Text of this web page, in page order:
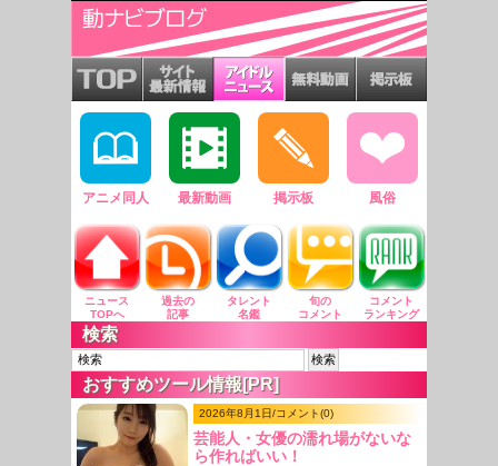
アニメ同人 最新動画 掲示板 風俗
ニュース
TOPへ
過去の
記事
タレント
名鑑
旬の
コメント
コメント
ランキング
検索
おすすめツール情報[PR]
2026年8月1日/コメント(0)
芸能人・女優の濡れ場がないな
ら作ればいい！